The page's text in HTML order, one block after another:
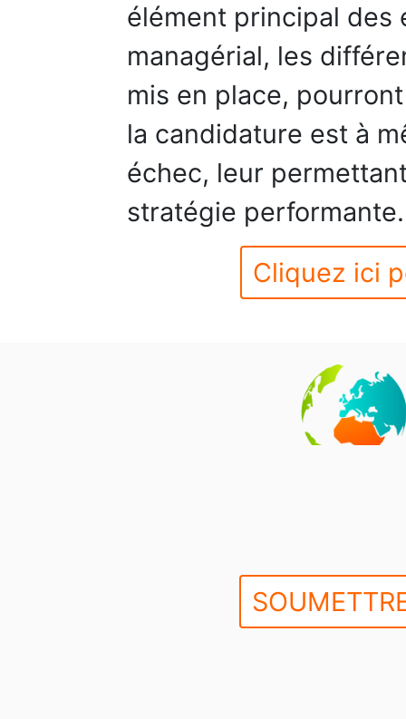
élément principal des
managérial, les
mis en place,
la candidature est à
échec, leur
stratégie performante.
Cliquez ici